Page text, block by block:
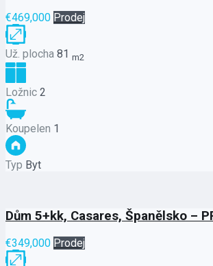
€469,000 Prodej
Už. plocha 81 m2
Ložnic 2
Koupelen 1
Typ Byt
Dům 5+kk, Casares, Španělsko –
€349,000 Prodej